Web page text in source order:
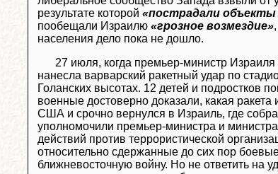
результате которой «пострадали
пообещали Израилю «грозное возмездие»
населения дело пока не дошло.
27 июля, когда премьер-министр Израиля
нанесла варварский ракетный удар по
Голанских высотах. 12 детей и подростков
военные достоверно доказали, какая
США и срочно вернулся в Израиль, где
уполномочили премьер-министра и
действий против террористической
относительно сдержанные до сих пор
ближневосточную войну. Но не ответить на